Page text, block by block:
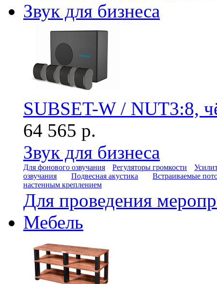
Звук для бизнеса
SUBSET-W / NUT3:8,
64 565 р.
Звук для бизнеса
Для фонового озвучания Регуляторы громкости
озвучания
Подвесная акустика
Встраиваемые
настенным креплением
Для проведения
Мебель